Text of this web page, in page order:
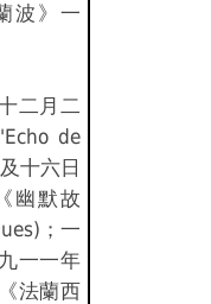
波》一
二月二
de
十六日
幽默故
；一
一一年
法蘭西